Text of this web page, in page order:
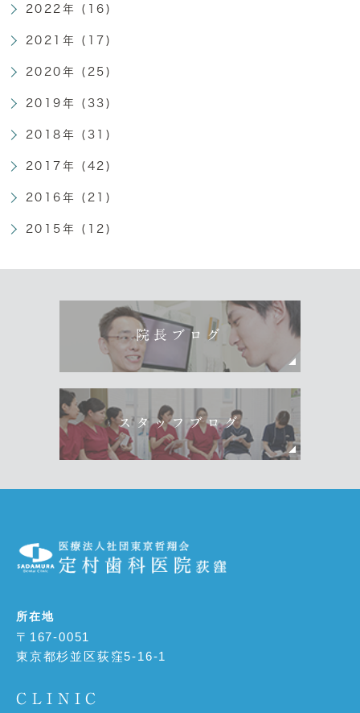
2022年 (16)
2021年 (17)
2020年 (25)
2019年 (33)
2018年 (31)
2017年 (42)
2016年 (21)
2015年 (12)
院長ブログ
スタッフブログ
所在地
〒167-0051
東京都杉並区荻窪5-16-1
CLINIC